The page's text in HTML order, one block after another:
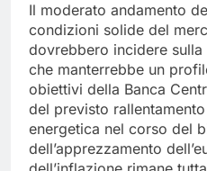
Il moderato andamento
condizioni solide del
dovrebbero incidere
che manterrebbe un
obiettivi della Banca
del previsto
energetica nel corso del
dell’apprezzamento